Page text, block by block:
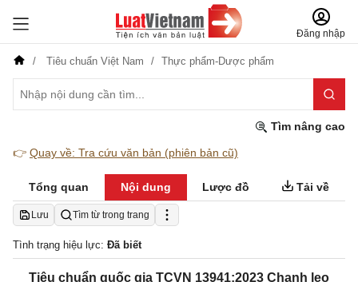
Đăng nhập
Tiêu chuẩn Việt Nam Thực phẩm-Dược phẩm
Tìm nâng cao
👉 Quay về: Tra cứu văn bản (phiên bản cũ)
Tổng quan Nội dung Lược đồ Tải về
Lưu Tìm từ trong trang
Tình trạng hiệu lực: Đã biết
Tiêu chuẩn quốc gia TCVN 13941:2023 Chanh leo